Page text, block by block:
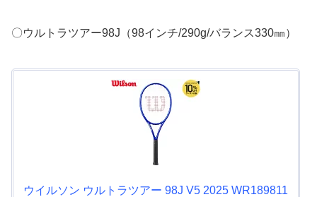
〇ウルトラツアー98J（98インチ/290g/バランス330㎜）
ウイルソン ウルトラツアー 98J V5 2025 WR189811